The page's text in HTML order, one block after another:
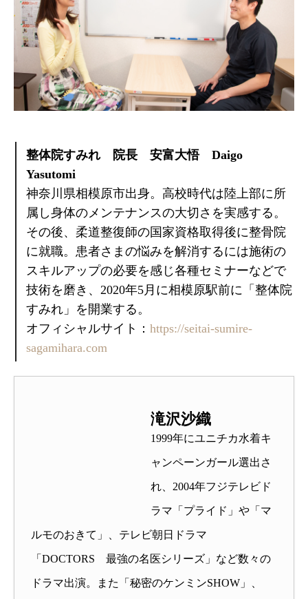
整体院すみれ 院長 安富大悟 Daigo
Yasutomi
神奈川県相模原市出身。高校時代は陸上部に所
属し身体のメンテナンスの大切さを実感する。
その後、柔道整復師の国家資格取得後に整骨院
に就職。患者さまの悩みを解消するには施術の
スキルアップの必要を感じ各種セミナーなどで
技術を磨き、2020年5月に相模原駅前に「整体院
すみれ」を開業する。
オフィシャルサイト：https://seitai-sumire-
sagamihara.com
滝沢沙織
1999年にユニチカ水着キ
ャンペーンガール選出さ
れ、2004年フジテレビド
ラマ「プライド」や「マ
ルモのおきて」、テレビ朝日ドラマ
「DOCTORS 最強の名医シリーズ」など数々の
ドラマ出演。また「秘密のケンミンSHOW」、